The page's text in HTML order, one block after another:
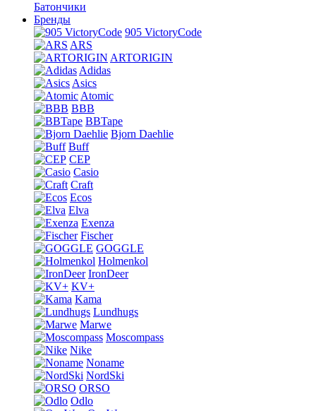
Батончики
Бренды
905 VictoryCode
ARS
ARTORIGIN
Adidas
Asics
Atomic
BBB
BBTape
Bjorn Daehlie
Buff
CEP
Casio
Craft
Ecos
Elva
Exenza
Fischer
GOGGLE
Holmenkol
IronDeer
KV+
Kama
Lundhugs
Marwe
Moscompass
Nike
Noname
NordSki
ORSO
Odlo